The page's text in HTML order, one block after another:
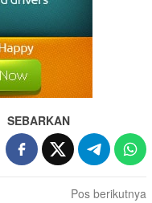
SEBARKAN
Pos berikutnya